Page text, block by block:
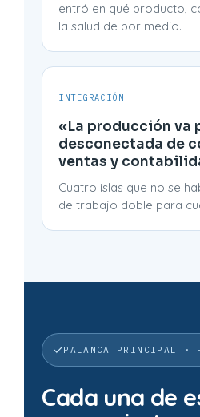
entró en qué producto,
la salud de por medio.
INTEGRACIÓN
«La producción va
desconectada de
ventas y
Cuatro islas que no se
de trabajo doble para
PALANCA PRINCIPAL ·
Cada una de